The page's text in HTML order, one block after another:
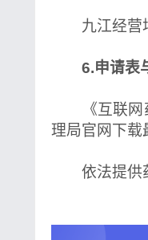
九江经营场
6.申请表与
《互联网药
理局官网下载
依法提供药